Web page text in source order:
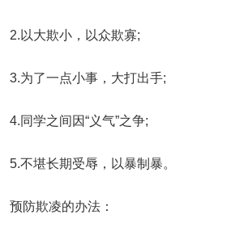
2.以大欺小，以众欺寡;
3.为了一点小事，大打出手;
4.同学之间因“义气”之争;
5.不堪长期受辱，以暴制暴。
预防欺凌的办法：